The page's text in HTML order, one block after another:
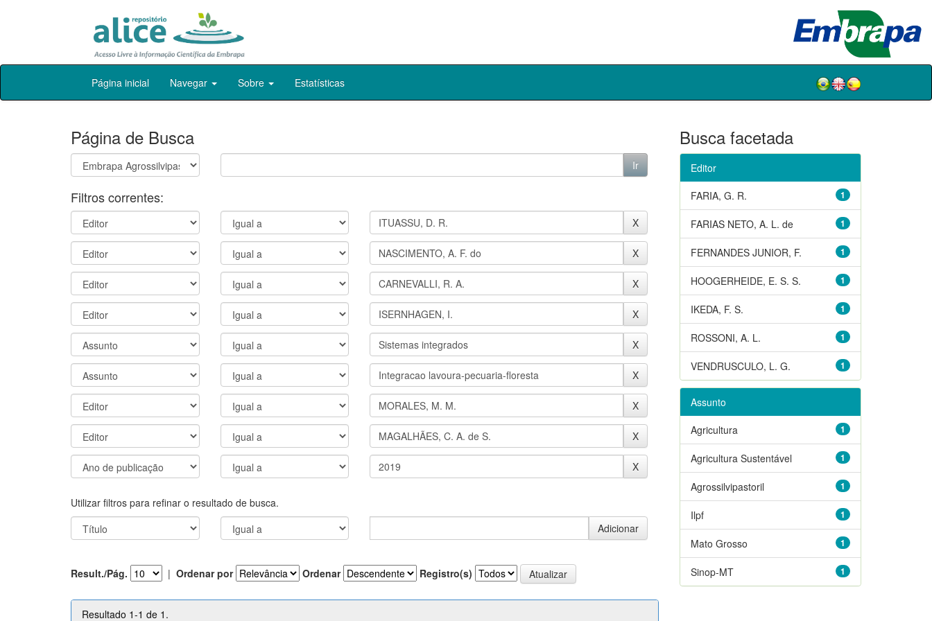
Skip
Página inicial Navegar Sobre Estatísticas
Página de Busca
Filtros correntes:
Utilizar filtros para refinar o resultado de busca.
Result./Pág. | Ordenar por Ordenar Registro(s)
Resultado 1-1 de 1.
Busca facetada
Editor
1
FARIA, G. R.
1
FARIAS NETO, A. L. de
1
FERNANDES JUNIOR, F.
1
HOOGERHEIDE, E. S. S.
1
IKEDA, F. S.
1
ROSSONI, A. L.
1
VENDRUSCULO, L. G.
Assunto
1
Agricultura
1
Agricultura Sustentável
1
Agrossilvipastoril
1
Ilpf
1
Mato Grosso
1
Sinop-MT